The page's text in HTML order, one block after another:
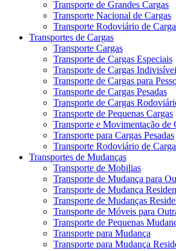
Transporte de Grandes Cargas
Transporte Nacional de Cargas
Transporte Rodoviário de
Transportes de Cargas
Transporte Cargas
Transporte de Cargas Especiais
Transporte de Cargas
Transporte de Cargas para
Transporte de Cargas Pesadas
Transporte de Cargas
Transporte de Pequenas Cargas
Transporte e Movimentação de
Transporte para Cargas Pesadas
Transporte Rodoviário de
Transportes de Mudanças
Transporte de Mobilias
Transporte de Mudança para
Transporte de Mudança
Transporte de Mudanças
Transporte de Móveis para
Transporte de Pequenas
Transporte para Mudança
Transporte para Mudança